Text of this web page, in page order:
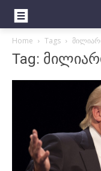
Home Tags
Tag: